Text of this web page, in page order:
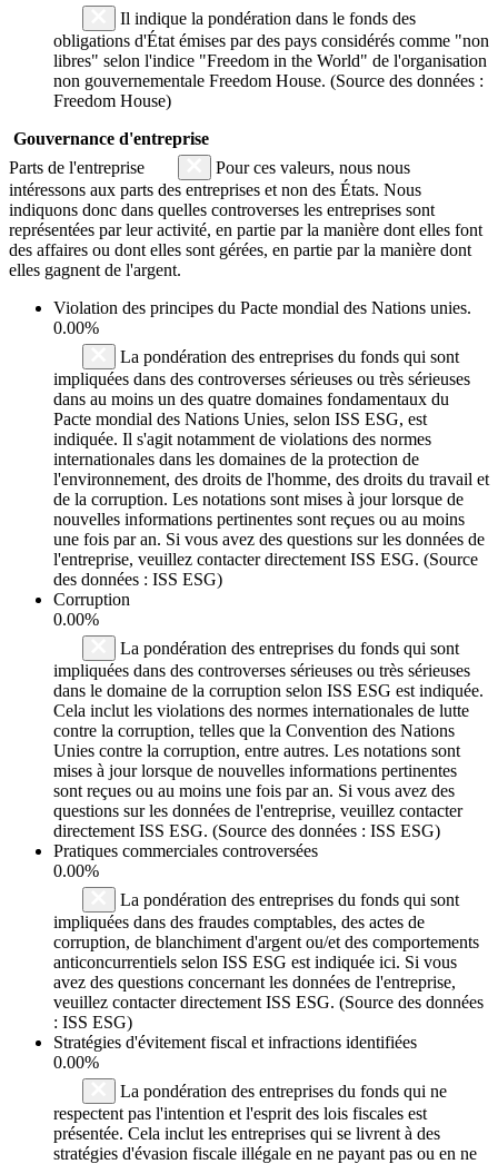
Il indique la pondération dans le fonds des
obligations d'État émises par des pays considérés comme "non
libres" selon l'indice "Freedom in the World" de l'organisation
non gouvernementale Freedom House. (Source des données :
Freedom House)
Gouvernance d'entreprise
Parts de l'entreprise
Pour ces valeurs, nous nous
intéressons aux parts des entreprises et non des États. Nous
indiquons donc dans quelles controverses les entreprises sont
représentées par leur activité, en partie par la manière dont elles font
des affaires ou dont elles sont gérées, en partie par la manière dont
elles gagnent de l'argent.
Violation des principes du Pacte mondial des Nations unies.
0.00%
La pondération des entreprises du fonds qui sont
impliquées dans des controverses sérieuses ou très sérieuses
dans au moins un des quatre domaines fondamentaux du
Pacte mondial des Nations Unies, selon ISS ESG, est
indiquée. Il s'agit notamment de violations des normes
internationales dans les domaines de la protection de
l'environnement, des droits de l'homme, des droits du travail et
de la corruption. Les notations sont mises à jour lorsque de
nouvelles informations pertinentes sont reçues ou au moins
une fois par an. Si vous avez des questions sur les données de
l'entreprise, veuillez contacter directement ISS ESG. (Source
des données : ISS ESG)
Corruption
0.00%
La pondération des entreprises du fonds qui sont
impliquées dans des controverses sérieuses ou très sérieuses
dans le domaine de la corruption selon ISS ESG est indiquée.
Cela inclut les violations des normes internationales de lutte
contre la corruption, telles que la Convention des Nations
Unies contre la corruption, entre autres. Les notations sont
mises à jour lorsque de nouvelles informations pertinentes
sont reçues ou au moins une fois par an. Si vous avez des
questions sur les données de l'entreprise, veuillez contacter
directement ISS ESG. (Source des données : ISS ESG)
Pratiques commerciales controversées
0.00%
La pondération des entreprises du fonds qui sont
impliquées dans des fraudes comptables, des actes de
corruption, de blanchiment d'argent ou/et des comportements
anticoncurrentiels selon ISS ESG est indiquée ici. Si vous
avez des questions concernant les données de l'entreprise,
veuillez contacter directement ISS ESG. (Source des données
: ISS ESG)
Stratégies d'évitement fiscal et infractions identifiées
0.00%
La pondération des entreprises du fonds qui ne
respectent pas l'intention et l'esprit des lois fiscales est
présentée. Cela inclut les entreprises qui se livrent à des
stratégies d'évasion fiscale illégale en ne payant pas ou en ne